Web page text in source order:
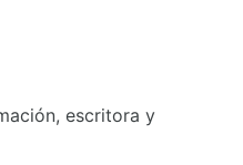
escritora y